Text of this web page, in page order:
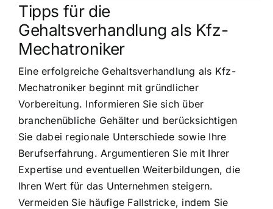
Tipps für die
Gehaltsverhandlung als Kfz-
Mechatroniker
Eine erfolgreiche Gehaltsverhandlung als Kfz-
Mechatroniker beginnt mit gründlicher
Vorbereitung. Informieren Sie sich über
branchenübliche Gehälter und berücksichtigen
Sie dabei regionale Unterschiede sowie Ihre
Berufserfahrung. Argumentieren Sie mit Ihrer
Expertise und eventuellen Weiterbildungen, die
Ihren Wert für das Unternehmen steigern.
Vermeiden Sie häufige Fallstricke, indem Sie